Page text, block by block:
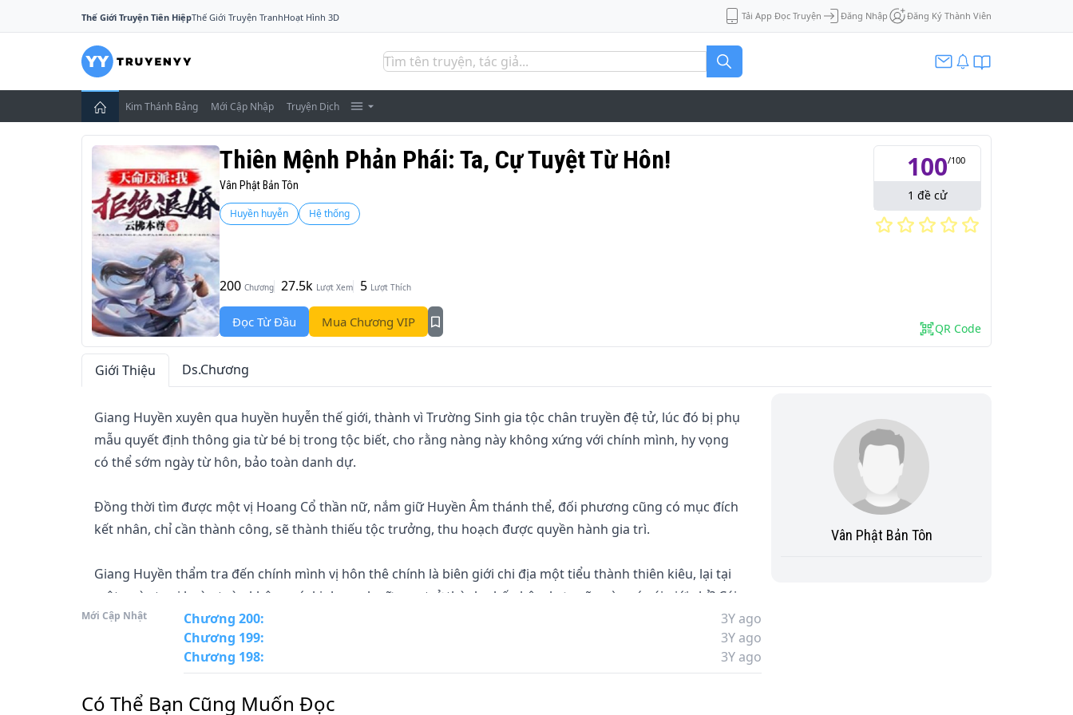
Thế Giới Truyện Tiên HiệpThế Giới Truyện TranhHoạt Hình 3D Tải App Đọc Truyện Đăng Nhập Đăng Ký Thành Viên
Kim Thánh Bảng Mới Cập Nhập Truyện Dịch
Thiên Mệnh Phản Phái: Ta, Cự Tuyệt Từ Hôn!
Vân Phật Bản Tôn
Huyền huyễn Hệ thống
200 Chương 27.5k Lượt Xem 5 Lượt Thích
Đọc Từ Đầu Mua Chương VIP
100/100
1 đề cử
QR Code
Giới Thiệu Ds.Chương
Giang Huyền xuyên qua huyền huyễn thế giới, thành vì Trường Sinh gia tộc chân truyền đệ tử, lúc đó bị phụ
mẫu quyết định thông gia từ bé bị trong tộc biết, cho rằng nàng này không xứng với chính mình, hy vọng
có thể sớm ngày từ hôn, bảo toàn danh dự.
Đồng thời tìm được một vị Hoang Cổ thần nữ, nắm giữ Huyền Âm thánh thể, đối phương cũng có mục đích
kết nhân, chỉ cần thành công, sẽ thành thiếu tộc trưởng, thu hoạch được quyền hành gia trì.
Giang Huyền thẩm tra đến chính mình vị hôn thê chính là biên giới chi địa một tiểu thành thiên kiêu, lại tại
một ngày tu vi hoàn toàn không có, kinh mạch vỡ vụn, trở thành phế nhân, hơn nữa còn có cái giới chỉ? Cái
này thỏa thỏa thiên mệnh nhân vật chính!
Giang Huyền cường thế cự tuyệt từ hôn, thậm chí đưa đi tài nguyên, tương trợ tu hành, 3 năm về sau, hẹn
Mới Cập Nhật Chương 200:
3Y ago
Chương 199:
3Y ago
Chương 198: 3Y ago
Có Thể Bạn Cũng Muốn Đọc
Vân Phật Bản Tôn